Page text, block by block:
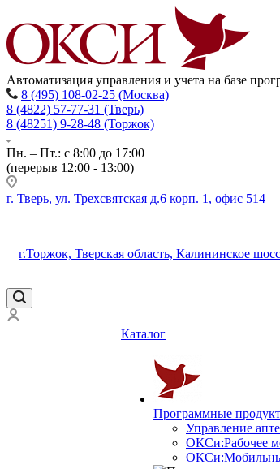
Автоматизация управления и учета на базе
8 (495) 108-02-25 (Москва)
8 (4822) 57-77-31 (Тверь)
8 (48251) 9-28-48 (Торжок)
Пн. – Пт.: с 8:00 до 17:00
(перерыв 12:00 - 13:00)
г. Тверь, ул. Трехсвятская д.6 корп. 1, офис 514
г.Торжок, Тверская область, Калининское
Каталог
Программные
Управление
ОКСи:Рабочее